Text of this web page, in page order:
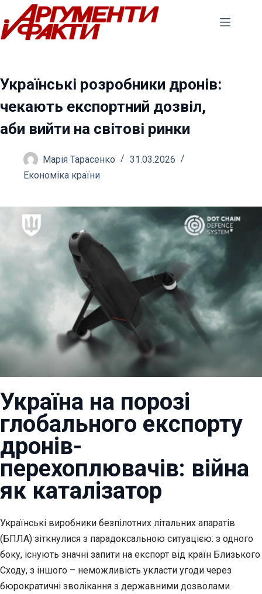
Перейти
до
вмісту
Українські розробники дронів:
чекають експортний дозвіл,
аби вийти на світові ринки
Марія Тарасенко
31.03.2026
Економіка країни
Україна на порозі
глобального експорту
дронів-
перехоплювачів: війна
як каталізатор
Українські виробники безпілотних літальних апаратів
(БПЛА) зіткнулися з парадоксальною ситуацією: з одного
боку, існують значні запити на експорт від країн Близького
Сходу, з іншого – неможливість укласти угоди через
бюрократичні зволікання з державними дозволами.